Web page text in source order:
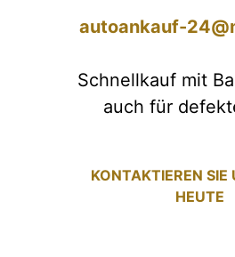
autoankauf-
Schnellkauf mit
auch für
KONTAKTIEREN SIE
HEUTE